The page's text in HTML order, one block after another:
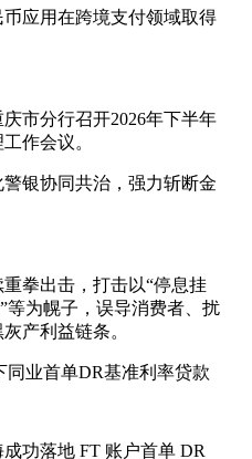
应用在跨境支付领域取得
市分行召开2026年下半年
作会议。
警银协同共治，强力斩断金
重拳出击，打击以“停息挂
等为幌子，误导消费者、扰
产利益链条。
同业首单DR基准利率贷款
功落地 FT 账户首单 DR